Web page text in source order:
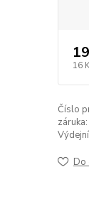
16
Číslo
záruka:
Do